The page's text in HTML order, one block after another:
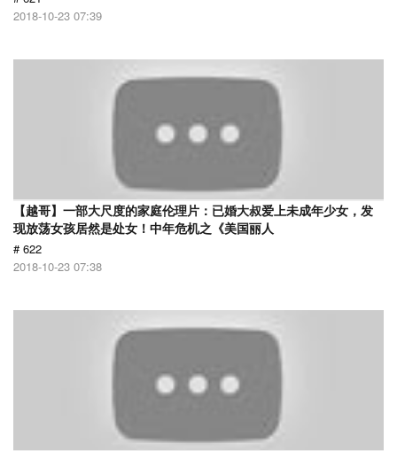
2018-10-23 07:39
【越哥】一部大尺度的家庭伦理片：已婚大叔爱上未成年少女，发
现放荡女孩居然是处女！中年危机之《美国丽人
# 622
2018-10-23 07:38